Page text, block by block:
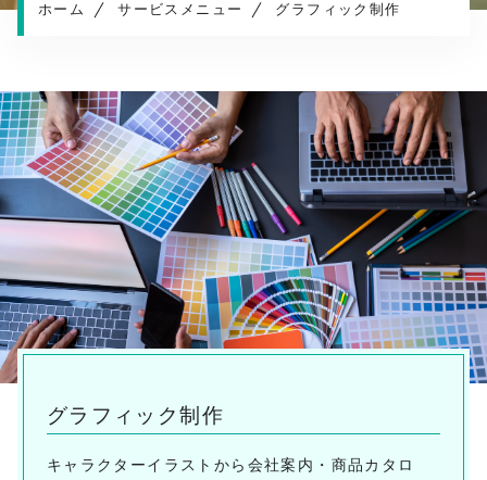
ホーム サービスメニュー グラフィック制作
グラフィック制作
キャラクターイラストから会社案内・商品カタロ